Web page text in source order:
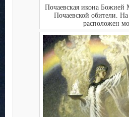
Почаевская икона Божией
Почаевской обители. На
расположен